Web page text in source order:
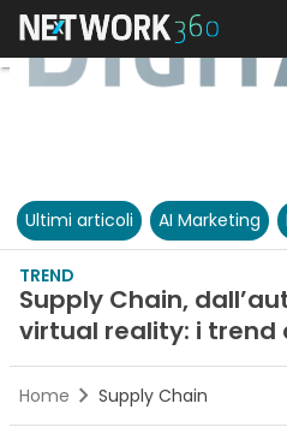
Ultimi articoli AI Marketing
TREND
Supply Chain,
virtual reality: i trend
Home Supply Chain